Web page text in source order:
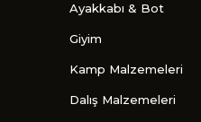
Ayakkabı & Bot
Giyim
Kamp Malzemeleri
Dalış Malzemeleri